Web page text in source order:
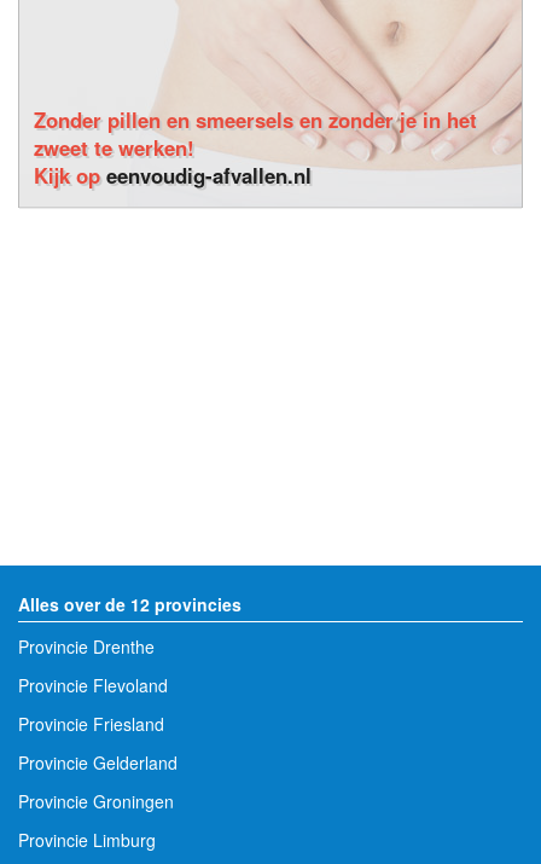
Zonder pillen en smeersels en zonder je in het
zweet te werken!
Kijk opeenvoudig-afvallen.nl
Alles over de 12 provincies
Provincie Drenthe
Provincie Flevoland
Provincie Friesland
Provincie Gelderland
Provincie Groningen
Provincie Limburg